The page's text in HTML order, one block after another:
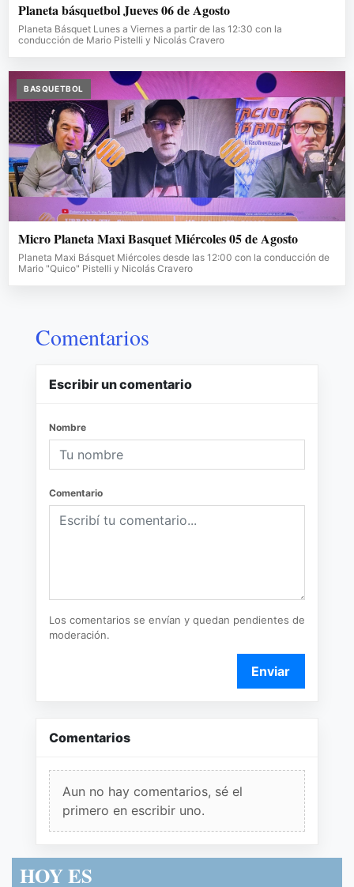
Planeta básquetbol Jueves 06 de Agosto
Planeta Básquet Lunes a Viernes a partir de las 12:30 con la
conducción de Mario Pistelli y Nicolás Cravero
BASQUETBOL
Micro Planeta Maxi Basquet Miércoles 05 de Agosto
Planeta Maxi Básquet Miércoles desde las 12:00 con la conducción de
Mario "Quico" Pistelli y Nicolás Cravero
Comentarios
Escribir un comentario
Nombre
Comentario
Los comentarios se envían y quedan pendientes de
moderación.
Enviar
Comentarios
Aun no hay comentarios, sé el
primero en escribir uno.
HOY ES